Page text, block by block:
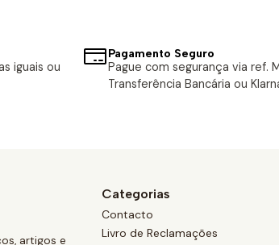
iguais ou
Pagamento Seguro
Pague com segurança via ref.
Transferência Bancária ou
artigos e
Categorias
Contacto
Livro de Reclamações